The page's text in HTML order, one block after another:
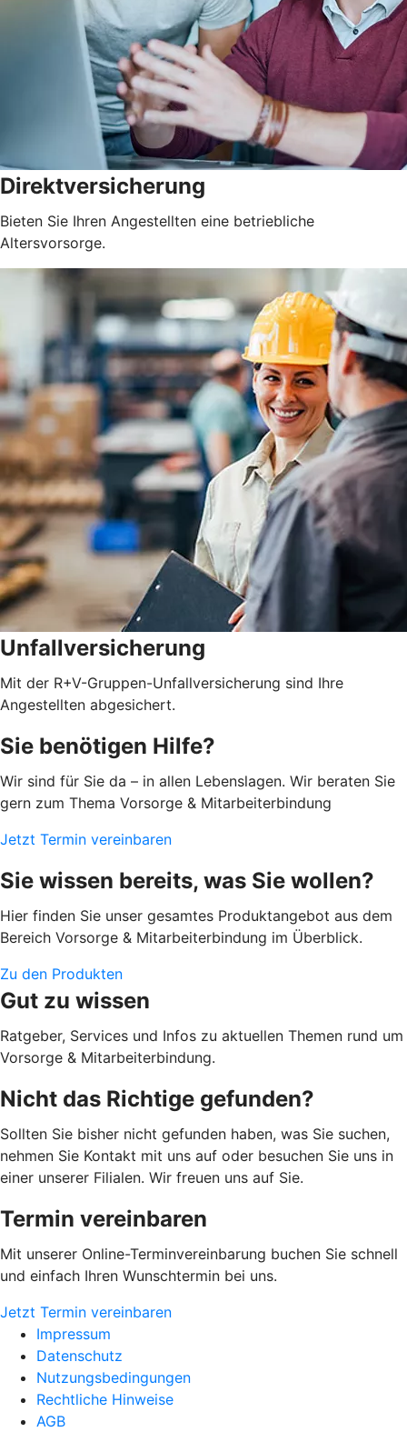
Direktversicherung
Bieten Sie Ihren Angestellten eine betriebliche
Altersvorsorge.
Unfallversicherung
Mit der R+V-Gruppen-Unfallversicherung sind Ihre
Angestellten abgesichert.
Sie benötigen Hilfe?
Wir sind für Sie da – in allen Lebenslagen. Wir beraten Sie
gern zum Thema Vorsorge & Mitarbeiterbindung
Jetzt Termin vereinbaren
Sie wissen bereits, was Sie wollen?
Hier finden Sie unser gesamtes Produktangebot aus dem
Bereich Vorsorge & Mitarbeiterbindung im Überblick.
Zu den Produkten
Gut zu wissen
Ratgeber, Services und Infos zu aktuellen Themen rund um
Vorsorge & Mitarbeiterbindung.
Nicht das Richtige gefunden?
Sollten Sie bisher nicht gefunden haben, was Sie suchen,
nehmen Sie Kontakt mit uns auf oder besuchen Sie uns in
einer unserer Filialen. Wir freuen uns auf Sie.
Termin vereinbaren
Mit unserer Online-Terminvereinbarung buchen Sie schnell
und einfach Ihren Wunschtermin bei uns.
Jetzt Termin vereinbaren
Impressum
Datenschutz
Nutzungsbedingungen
Rechtliche Hinweise
AGB